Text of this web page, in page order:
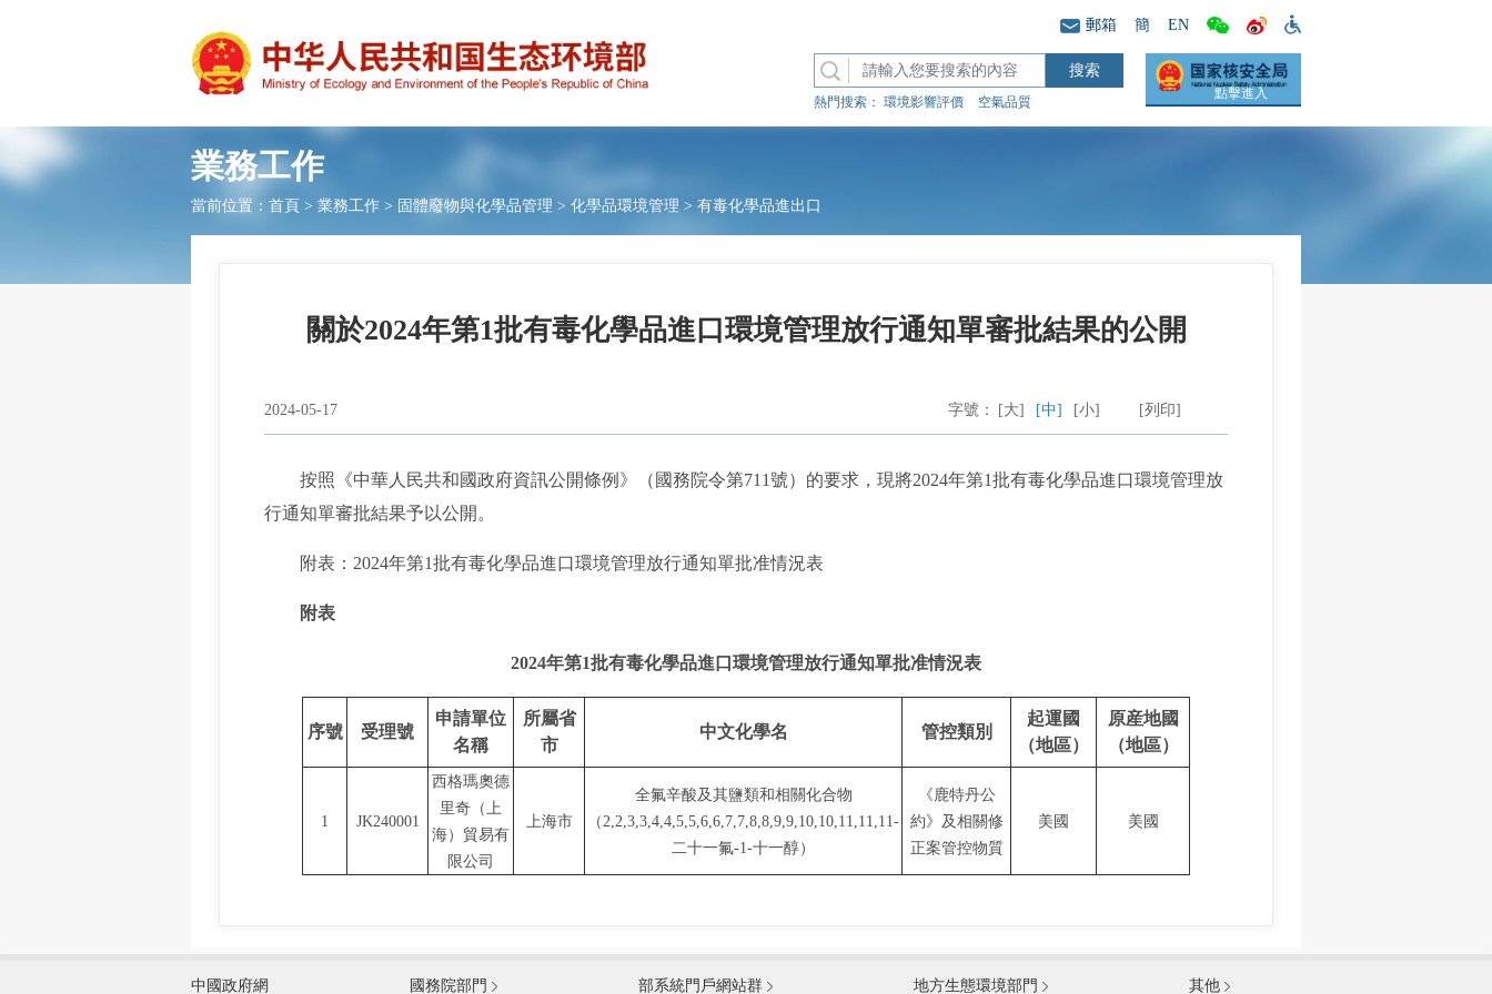
郵箱 簡 EN
熱門搜索： 環境影響評價 空氣品質
點擊進入
業務工作
當前位置： 首頁 > 業務工作 > 固體廢物與化學品管理 > 化學品環境管理 > 有毒化學品進出口
關於2024年第1批有毒化學品進口環境管理放行通知單審批結果的公開
2024-05-17 [列印]
字號： [大] [中] [小]
按照《中華人民共和國政府資訊公開條例》（國務院令第711號）的要求，現將2024年第1批有毒化學品進口環境管理放
行通知單審批結果予以公開。
附表：2024年第1批有毒化學品進口環境管理放行通知單批准情況表
附表
2024年第1批有毒化學品進口環境管理放行通知單批准情況表
序號 受理號
申請單位
名稱
所屬省
市
中文化學名 管控類別
起運國
（地區）
原産地國
（地區）
1 JK240001
西格瑪奧德
里奇（上
海）貿易有
限公司
上海市
全氟辛酸及其鹽類和相關化合物
（2,2,3,3,4,4,5,5,6,6,7,7,8,8,9,9,10,10,11,11,11-
二十一氟-1-十一醇）
《鹿特丹公
約》及相關修
正案管控物質
美國 美國
外交部 國防部 國家發展和改革委員會
中國政府網 國務院部門 部系統門戶網站群 地方生態環境部門 其他